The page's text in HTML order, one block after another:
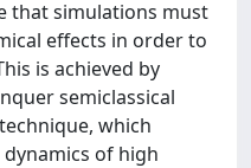
that simulations must
effects in order to
is achieved by
semiclassical
which
of high